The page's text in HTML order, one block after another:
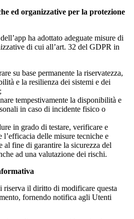
ed organizzative per la protezione
ha adottato adeguate misure di
di cui all’art. 32 del GDPR in
su base permanente la riservatezza,
e la resilienza dei sistemi e dei
tempestivamente la disponibilità e
in caso di incidente fisico o
in grado di testare, verificare e
l’efficacia delle misure tecniche e
al fine di garantire la sicurezza del
ad una valutazione dei rischi.
riserva il diritto di modificare questa
fornendo notifica agli Utenti